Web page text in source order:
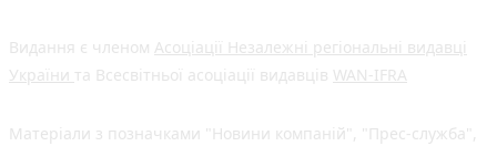
Видання є членом Асоціації Незалежні регіональні видавці
України та Всесвітньої асоціації видавців WAN-IFRA
Матеріали з позначками "Новини компаній", "Прес-служба",